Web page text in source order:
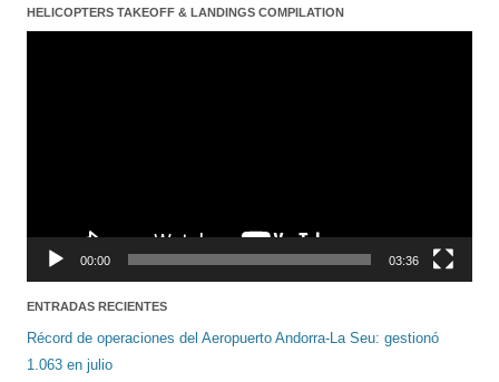
HELICOPTERS TAKEOFF & LANDINGS COMPILATION
00:00 03:36
ENTRADAS RECIENTES
Récord de operaciones del Aeropuerto Andorra-La Seu: gestionó
1.063 en julio